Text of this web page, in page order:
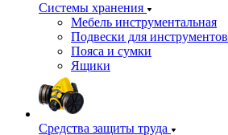
Системы хранения
Мебель инструментальная
Подвески для инструментов
Пояса и сумки
Ящики
Средства защиты труда